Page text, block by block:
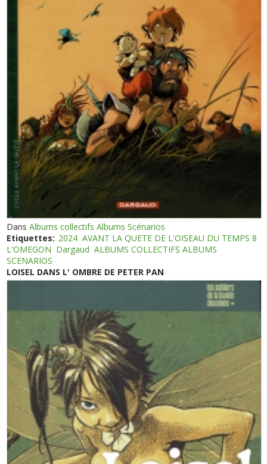
DansAlbums collectifs Albums Scénarios
Etiquettes: 2024 AVANT LA QUETE DE L'OISEAU DU TEMPS 8
L'OMEGON Dargaud ALBUMS COLLECTIFS ALBUMS
SCENARIOS
LOISEL DANS L' OMBRE DE PETER PAN